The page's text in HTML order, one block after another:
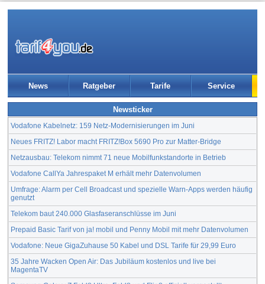
News Ratgeber Tarife Service
Newsticker
Vodafone Kabelnetz: 159 Netz-Modernisierungen im Juni
Neues FRITZ! Labor macht FRITZ!Box 5690 Pro zur Matter-Bridge
Netzausbau: Telekom nimmt 71 neue Mobilfunkstandorte in Betrieb
Vodafone CallYa Jahrespaket M erhält mehr Datenvolumen
Umfrage: Alarm per Cell Broadcast und spezielle Warn-Apps werden häufig
genutzt
Telekom baut 240.000 Glasfaseranschlüsse im Juni
Prepaid Basic Tarif von ja! mobil und Penny Mobil mit mehr Datenvolumen
Vodafone: Neue GigaZuhause 50 Kabel und DSL Tarife für 29,99 Euro
35 Jahre Wacken Open Air: Das Jubiläum kostenlos und live bei
MagentaTV